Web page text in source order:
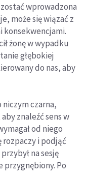
wprowadzona
może się wiązać z
żonę w wypadku
głębokiej
do nas, aby
niczym czarna,
znaleźć sens w
od niego
i podjąć
na sesję
przygnębiony. Po